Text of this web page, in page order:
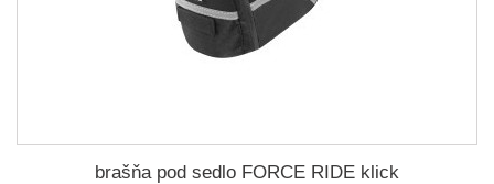
brašňa pod sedlo FORCE RIDE klick